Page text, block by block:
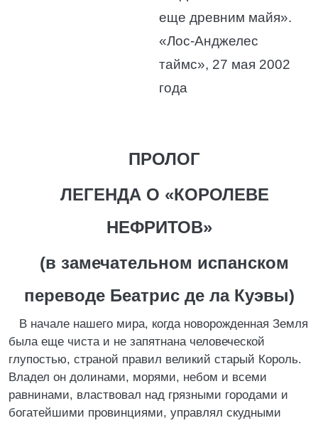
еще древним майя».
«Лос-Анджелес
таймс», 27 мая 2002
года
ПРОЛОГ
ЛЕГЕНДА О «КОРОЛЕВЕ
НЕФРИТОВ»
(в замечательном испанском
переводе Беатрис де ла Куэвы)
В начале нашего мира, когда новорожденная Земля
была еще чиста и не запятнана человеческой
глупостью, страной правил великий старый Король.
Владел он долинами, морями, небом и всеми
равнинами, властвовал над грязными городами и
богатейшими провинциями, управлял скудными